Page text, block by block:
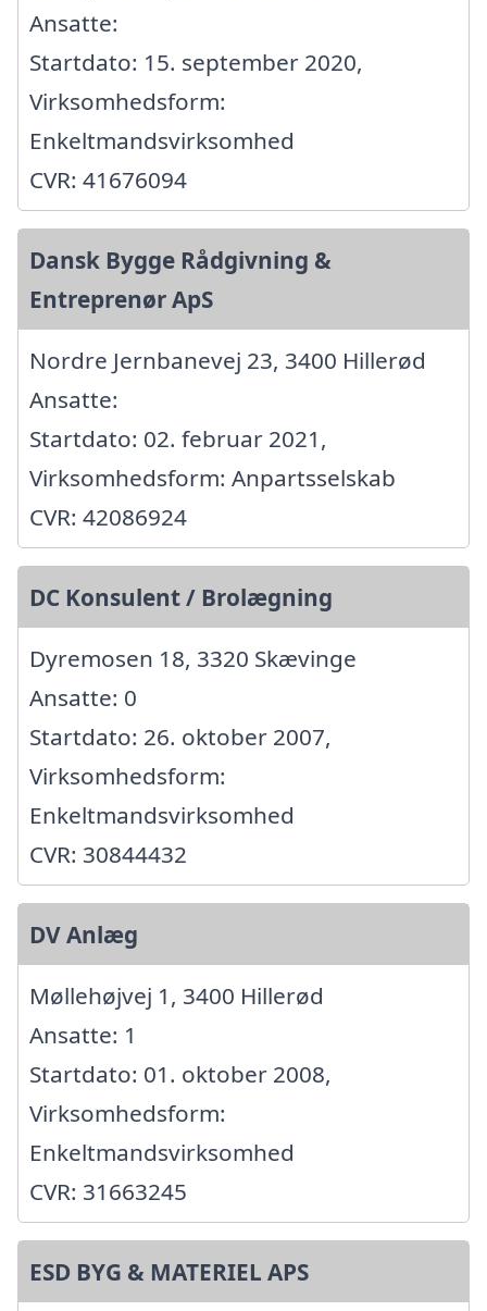
Ansatte:
Startdato: 15. september 2020,
Virksomhedsform:
Enkeltmandsvirksomhed
CVR: 41676094
Dansk Bygge Rådgivning &
Entreprenør ApS
Nordre Jernbanevej 23, 3400 Hillerød
Ansatte:
Startdato: 02. februar 2021,
Virksomhedsform: Anpartsselskab
CVR: 42086924
DC Konsulent / Brolægning
Dyremosen 18, 3320 Skævinge
Ansatte: 0
Startdato: 26. oktober 2007,
Virksomhedsform:
Enkeltmandsvirksomhed
CVR: 30844432
DV Anlæg
Møllehøjvej 1, 3400 Hillerød
Ansatte: 1
Startdato: 01. oktober 2008,
Virksomhedsform:
Enkeltmandsvirksomhed
CVR: 31663245
ESD BYG & MATERIEL APS